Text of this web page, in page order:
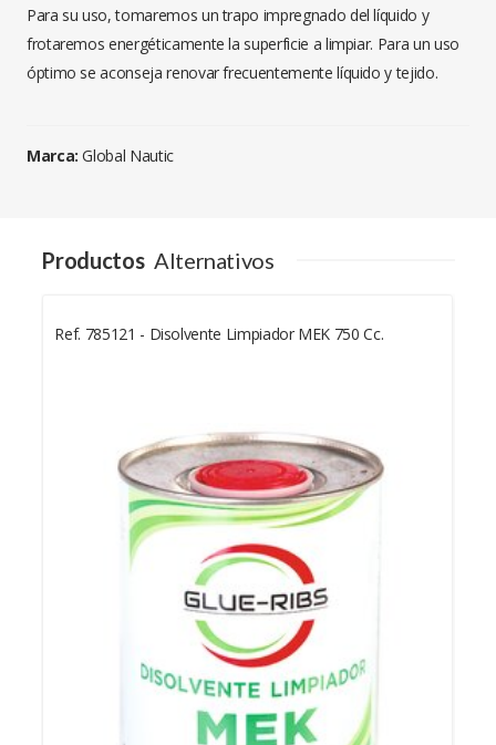
Para su uso, tomaremos un trapo impregnado del líquido y
frotaremos energéticamente la superficie a limpiar. Para un uso
óptimo se aconseja renovar frecuentemente líquido y tejido.
Marca:Global Nautic
Productos Alternativos
Ref. 785121 - Disolvente Limpiador MEK 750 Cc.